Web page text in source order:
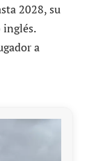
2028, su
inglés.
a